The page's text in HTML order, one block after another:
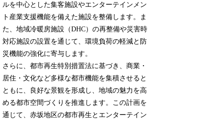
ルを中心とした集客施設やエンターテインメン
ト産業支援機能を備えた施設を整備します。ま
た、地域冷暖房施設（DHC）の再整備や災害時
対応施設の設置を通じて、環境負荷の軽減と防
災機能の強化に寄与します。
さらに、都市再生特別措置法に基づき、商業・
居住・文化など多様な都市機能を集積させると
ともに、良好な景観を形成し、地域の魅力を高
める都市空間づくりを推進します。この計画を
通じて、赤坂地区の都市再生とエンターテイン